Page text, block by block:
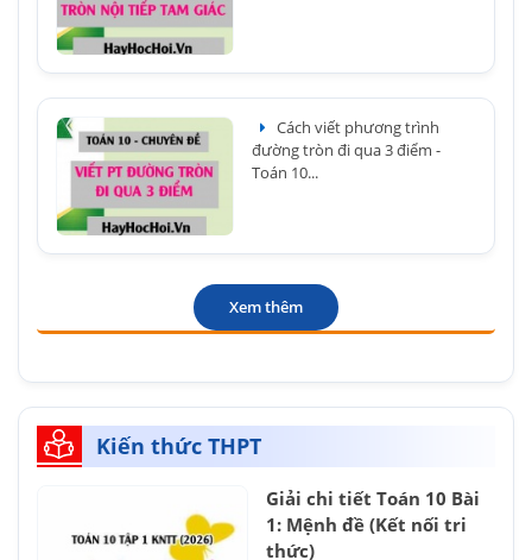
Cách viết phương trình
đường tròn đi qua 3 điểm -
Toán 10...
Xem thêm
Kiến thức THPT
Giải chi tiết Toán 10 Bài
1: Mệnh đề (Kết nối tri
thức)